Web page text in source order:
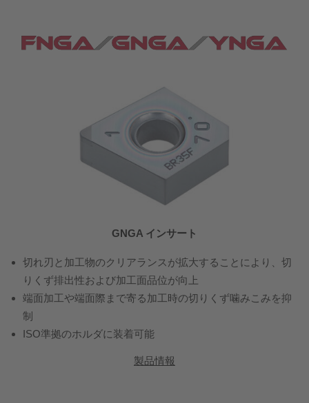
GNGA インサート
切れ刃と加工物のクリアランスが拡大することにより、切
りくず排出性および加工面品位が向上
端面加工や端面際まで寄る加工時の切りくず噛みこみを抑
制
ISO準拠のホルダに装着可能
製品情報